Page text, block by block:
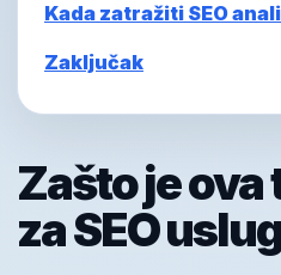
Kada zatražiti SEO
Zaključak
Zašto je ova
za SEO